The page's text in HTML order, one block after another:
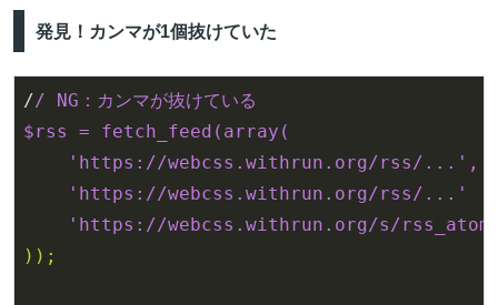
発見！カンマが1個抜けていた
// NG：カンマが抜けている
$rss = fetch_feed(array(
    'https:/
/webcss.withrun.org/rss /...',
    'https:/
/webcss.withrun.org/rss /...'
    'https:/
/webcss.withrun.org/s /
));